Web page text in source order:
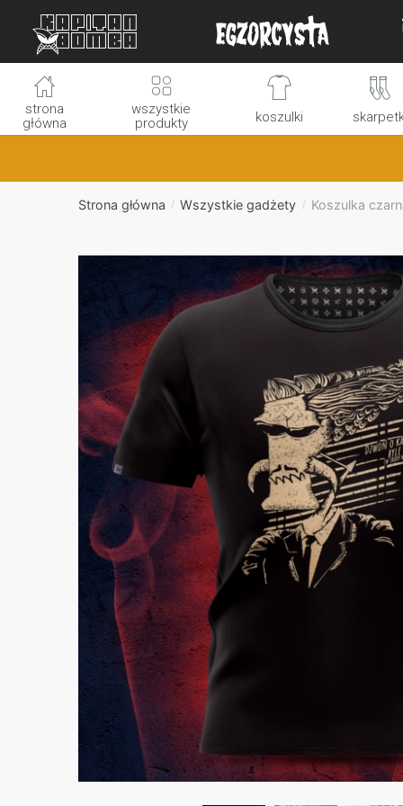
navigation
content
strona
główna
wszystkie
produkty
koszulki
Strona główna / Wszystkie gadżety / Koszulka